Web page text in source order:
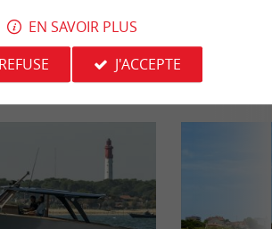
TESTÉPOUR VOUS
EN SAVOIR PLUS
J'ACCEPTE